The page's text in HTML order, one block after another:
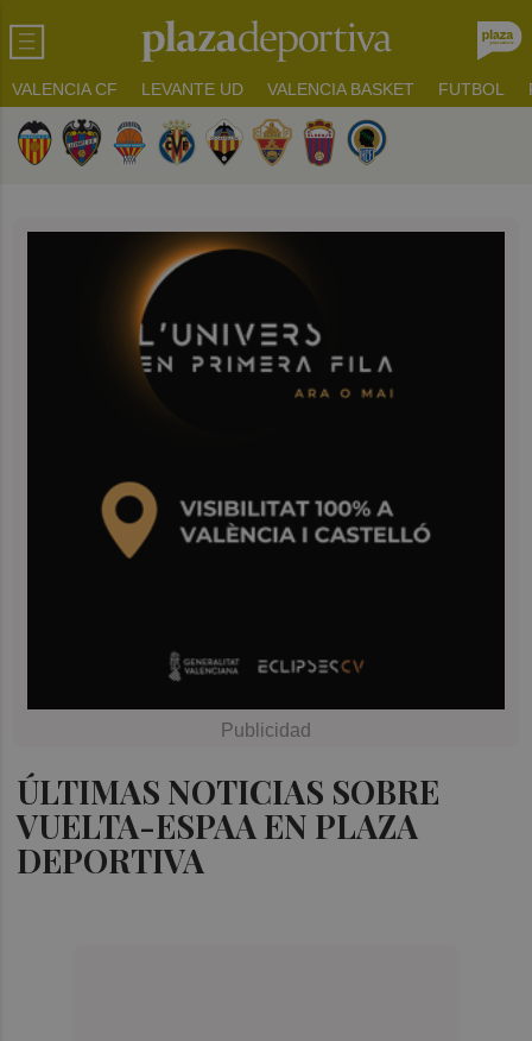
VALENCIA CF LEVANTE UD VALENCIA BASKET FUTBOL
ÚLTIMAS NOTICIAS SOBRE
VUELTA-ESPAA EN PLAZA
DEPORTIVA